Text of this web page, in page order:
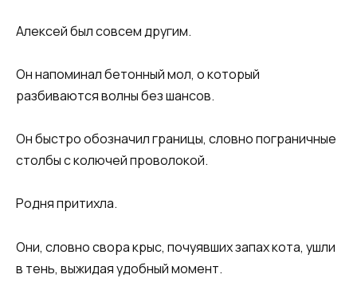
Алексей был совсем другим.
Он напоминал бетонный мол, о который
разбиваются волны без шансов.
Он быстро обозначил границы, словно пограничные
столбы с колючей проволокой.
Родня притихла.
Они, словно свора крыс, почуявших запах кота, ушли
в тень, выжидая удобный момент.